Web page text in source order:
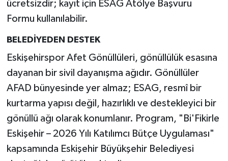
ücretsizdir; kayıt için ESAG Atölye Başvuru
Formu kullanılabilir.
BELEDİYEDEN DESTEK
Eskişehirspor Afet Gönüllüleri, gönüllülük esasına
dayanan bir sivil dayanışma ağıdır. Gönüllüler
AFAD bünyesinde yer almaz; ESAG, resmî bir
kurtarma yapısı değil, hazırlıklı ve destekleyici bir
gönüllü ağı olarak konumlanır. Program, "Bi'Fikirle
Eskişehir – 2026 Yılı Katılımcı Bütçe Uygulaması"
kapsamında Eskişehir Büyükşehir Belediyesi